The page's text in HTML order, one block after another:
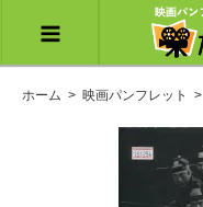
ホーム > 映画パンフレット >